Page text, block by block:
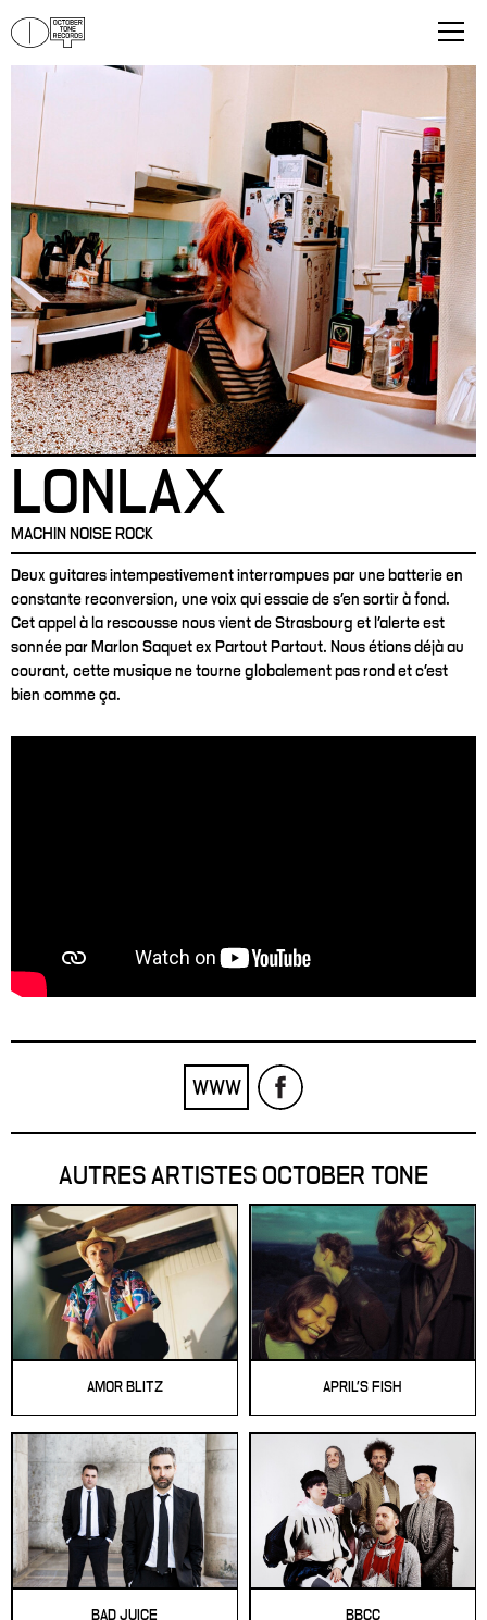
LONLAX
MACHIN NOISE ROCK
Deux guitares intempestivement interrompues par une batterie en
constante reconversion, une voix qui essaie de s’en sortir à fond.
Cet appel à la rescousse nous vient de Strasbourg et l'alerte est
sonnée par Marlon Saquet ex Partout Partout. Nous étions déjà au
courant, cette musique ne tourne globalement pas rond et c’est
bien comme ça.
WWW
AUTRES ARTISTES OCTOBER TONE
AMOR BLITZ APRIL'S FISH
BAD JUICE BBCC